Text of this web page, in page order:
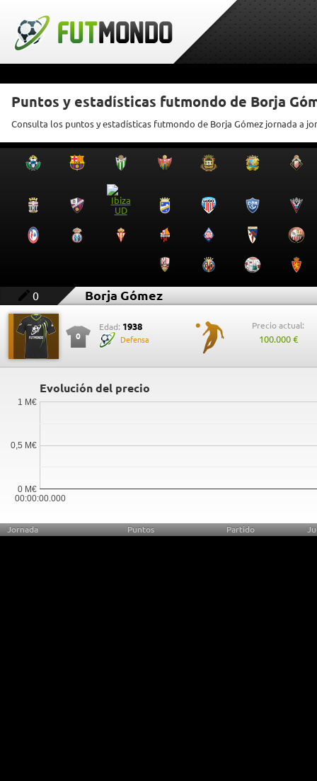
Puntos y estadísticas futmondo de Borja
Consulta los puntos y estadísticas futmondo de Borja Gómez jornada a
0 Borja Gómez
0
Edad: 1938
Defensa
Precio actual:
100.000 €
Evolución del precio
00:00:00.000
0 M€
0,5 M€
1 M€
Jornada Puntos Partido